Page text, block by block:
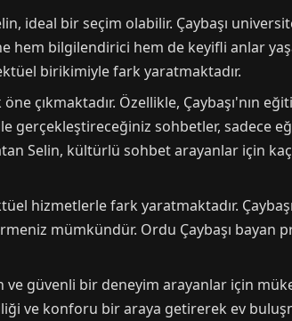
ideal bir seçim olabilir. Çaybaşı
hem bilgilendirici hem de keyifli anlar
birikimiyle fark yaratmaktadır.
çıkmaktadır. Özellikle, Çaybaşı'nın
gerçekleştireceğiniz sohbetler, sadece
Selin, kültürlü sohbet arayanlar için
hizmetlerle fark yaratmaktadır.
mümkündür. Ordu Çaybaşı bayan
ve güvenli bir deneyim arayanlar için
ve konforu bir araya getirerek ev